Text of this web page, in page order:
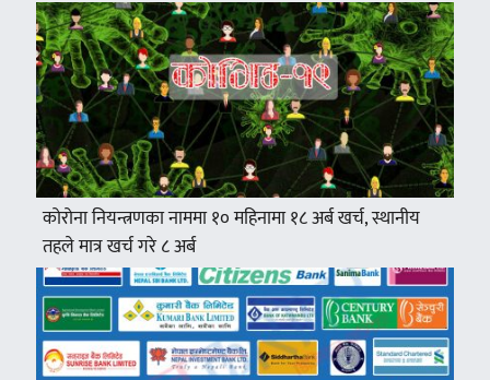
कोरोना नियन्त्रणका नाममा १० महिनामा १८ अर्ब खर्च, स्थानीय
तहले मात्र खर्च गरे ८ अर्ब